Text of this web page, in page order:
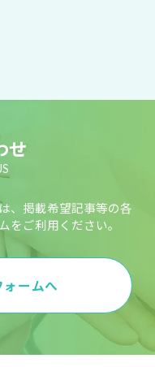
せ
、掲載希望記事等の各
ご利用ください。
ームへ